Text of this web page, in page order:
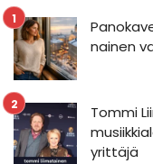
nainen
Tommi
yrittäjä